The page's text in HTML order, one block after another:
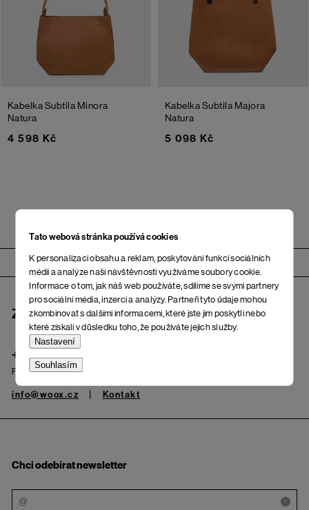
Tato webová stránka používá cookies
K personalizaci obsahu a reklam, poskytování funkcí sociálních
médií a analýze naší návštěvnosti využíváme soubory cookie.
Informace o tom, jak náš web používáte, sdílíme se svými partnery
pro sociální média, inzerci a analýzy. Partneři tyto údaje mohou
zkombinovat s dalšími informacemi, které jste jim poskytli nebo
které získali v důsledku toho, že používáte jejich služby.
Nastavení
Souhlasím
Kabelka Subtila Minora
Natura
4 598 Kč
Kabelka Subtila Majora
Natura
5 098 Kč
Zápatí
ZÁKAZNICKÝ OPEČOVATEL
+420 725 222 121
Po – Pá: od 9.00 do 17.00 hod.
info@woox.cz Kontakt
Chci odebírat newsletter
i